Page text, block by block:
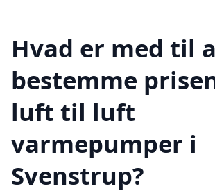
Hvad er med til
bestemme
luft til luft
varmepumper i
Svenstrup?